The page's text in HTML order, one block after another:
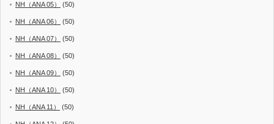
NH（ANA 05） (50)
NH（ANA 06） (50)
NH（ANA 07） (50)
NH（ANA 08） (50)
NH（ANA 09） (50)
NH（ANA 10） (50)
NH（ANA 11） (50)